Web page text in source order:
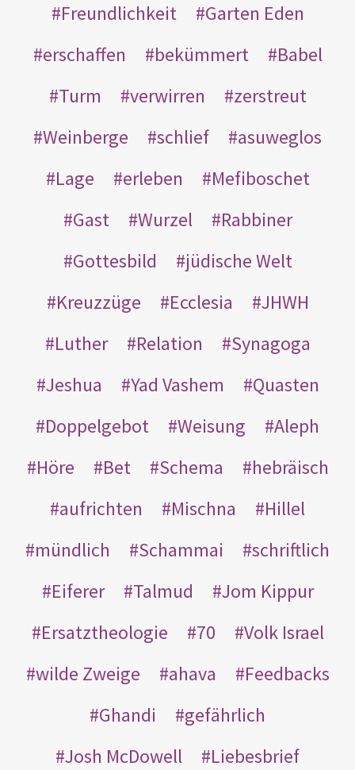
Freundlichkeit
Garten Eden
erschaffen
bekümmert
Babel
Turm
verwirren
zerstreut
Weinberge
schlief
asuweglos
Lage
erleben
Mefiboschet
Gast
Wurzel
Rabbiner
Gottesbild
jüdische Welt
Kreuzzüge
Ecclesia
JHWH
Luther
Relation
Synagoga
Jeshua
Yad Vashem
Quasten
Doppelgebot
Weisung
Aleph
Höre
Bet Schema
hebräisch
aufrichten
Mischna
Hillel
mündlich
Schammai
schriftlich
Eiferer
Talmud
Jom Kippur
Ersatztheologie
70
Volk Israel
wilde Zweige
ahava
Feedbacks
Ghandi
gefährlich
Josh McDowell
Liebesbrief